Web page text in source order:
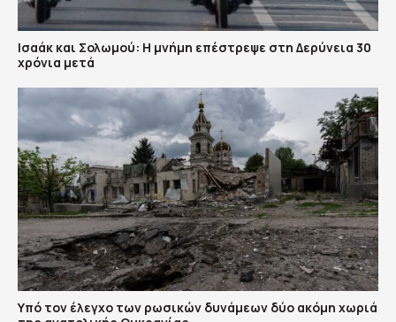
Ισαάκ και Σολωμού: Η μνήμη επέστρεψε στη Δερύνεια 30
χρόνια μετά
Υπό τον έλεγχο των ρωσικών δυνάμεων δύο ακόμη χωριά